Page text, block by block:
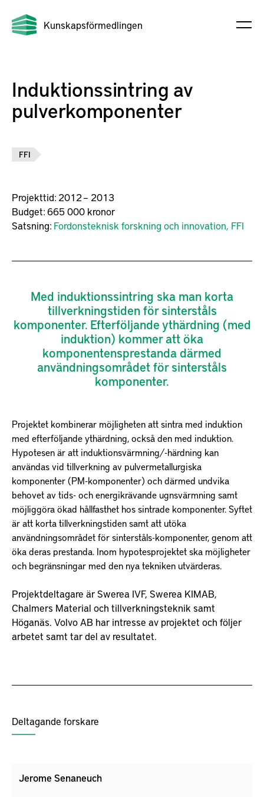
Kunskapsförmedlingen
Induktionssintring av
pulverkomponenter
FFI
Projekttid: 2012 – 2013
Budget:665 000 kronor
Satsning: Fordonsteknisk forskning och innovation, FFI
Med induktionssintring ska man korta
tillverkningstiden för sinterståls
komponenter. Efterföljande ythärdning (med
induktion) kommer att öka
komponentensprestanda därmed
användningsområdet för sinterståls
komponenter.
Projektet kombinerar möjligheten att sintra med induktion
med efterföljande ythärdning, också den med induktion.
Hypotesen är att induktionsvärmning/-härdning kan
användas vid tillverkning av pulvermetallurgiska
komponenter (PM-komponenter) och därmed undvika
behovet av tids- och energikrävande ugnsvärmning samt
möjliggöra ökad hållfasthet hos sintrade komponenter. Syftet
är att korta tillverkningstiden samt att utöka
användningsområdet för sinterståls-komponenter, genom att
öka deras prestanda. Inom hypotesprojektet ska möjligheter
och begränsningar med den nya tekniken utvärderas.
Projektdeltagare är Swerea IVF, Swerea KIMAB,
Chalmers Material och tillverkningsteknik samt
Höganäs. Volvo AB har intresse av projektet och följer
arbetet samt tar del av resultatet.
Deltagande forskare
Jerome Senaneuch